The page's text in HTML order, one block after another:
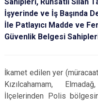
İşyerinde ve İş Başında
İle Patlayıcı Madde ve
Güvenlik Belgesi
İkamet edilen yer
Kızılcahamam,
İlçelerinden Polis